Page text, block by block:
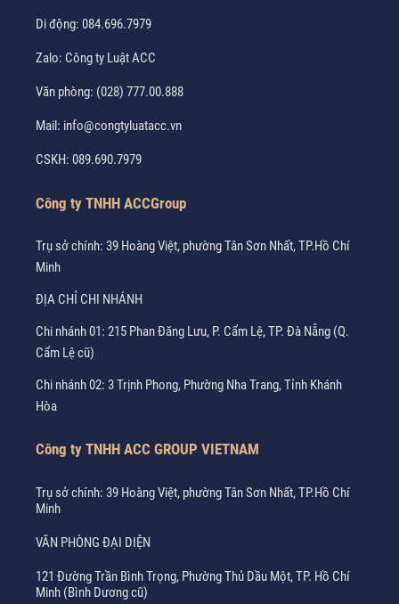
Di động: 084.696.7979
Zalo: Công ty Luật ACC
Văn phòng: (028) 777.00.888
Mail: info@congtyluatacc.vn
CSKH: 089.690.7979
Công ty TNHH ACCGroup
Trụ sở chính: 39 Hoàng Việt, phường Tân Sơn Nhất, TP.Hồ Chí
Minh
ĐỊA CHỈ CHI NHÁNH
Chi nhánh 01: 215 Phan Đăng Lưu, P. Cẩm Lệ, TP. Đà Nẵng (Q.
Cẩm Lệ cũ)
Chi nhánh 02: 3 Trịnh Phong, Phường Nha Trang, Tỉnh Khánh
Hòa
Công ty TNHH ACC GROUP VIETNAM
Trụ sở chính: 39 Hoàng Việt, phường Tân Sơn Nhất, TP.Hồ Chí
Minh
VĂN PHÒNG ĐẠI DIỆN
121 Đường Trần Bình Trọng, Phường Thủ Dầu Một, TP. Hồ Chí
Minh (Bình Dương cũ)